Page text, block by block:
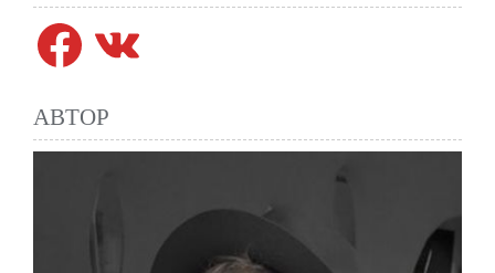
Facebook
АВТОР